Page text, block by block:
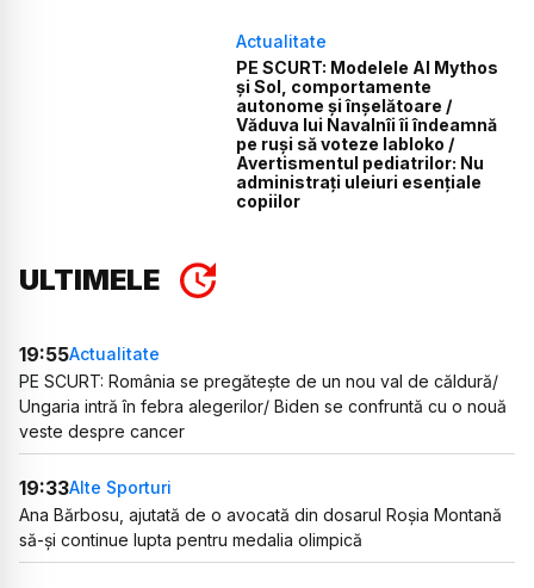
Actualitate
PE SCURT: Modelele AI Mythos
și Sol, comportamente
autonome și înșelătoare /
Văduva lui Navalnîi îi îndeamnă
pe ruși să voteze Iabloko /
Avertismentul pediatrilor: Nu
administrați uleiuri esențiale
copiilor
ULTIMELE
19:55Actualitate
PE SCURT: România se pregătește de un nou val de căldură/
Ungaria intră în febra alegerilor/ Biden se confruntă cu o nouă
veste despre cancer
19:33Alte Sporturi
Ana Bărbosu, ajutată de o avocată din dosarul Roșia Montană
să-și continue lupta pentru medalia olimpică